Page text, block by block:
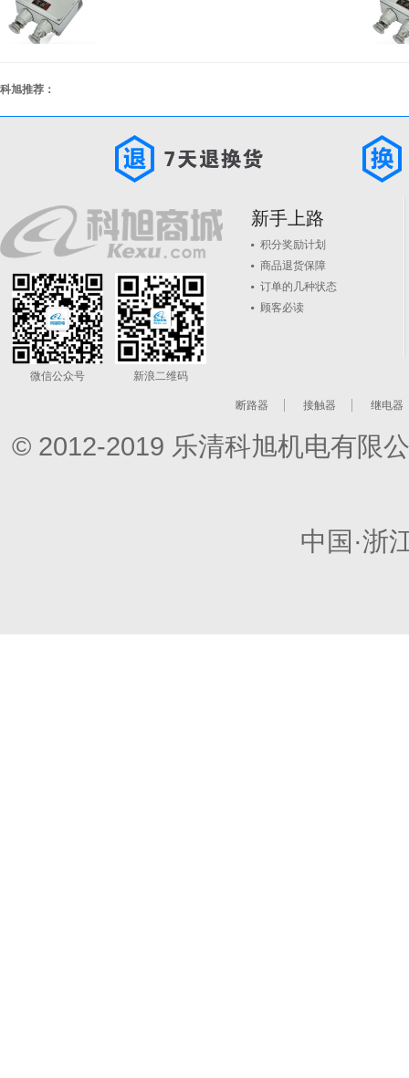
科旭推荐：
微信公众号 新浪二维码
新手上路
积分奖励计划
商品退货保障
订单的几种状态
顾客必读
断路器 接触器 继电器
© 2012-2019 乐清科旭机电有限
中国·浙